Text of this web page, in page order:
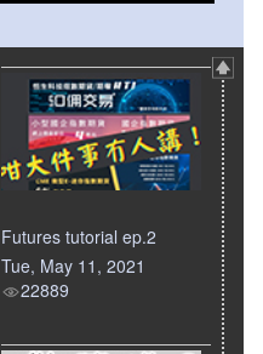
Futures tutorial ep.2
Tue, May 11, 2021
22889